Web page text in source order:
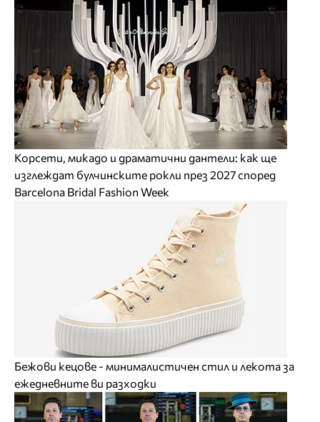
Корсети, микадо и драматични дантели: как ще
изглеждат булчинските рокли през 2027 според
Barcelona Bridal Fashion Week
Бежови кецове - минималистичен стил и лекота за
ежедневните ви разходки